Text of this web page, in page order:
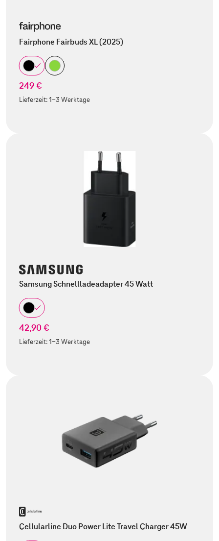
Fairphone Fairbuds XL (2025)
249 €
Lieferzeit:1-3 Werktage
Samsung Schnellladeadapter 45 Watt
42,90 €
Lieferzeit:1-3 Werktage
Cellularline Duo Power Lite Travel Charger 45W